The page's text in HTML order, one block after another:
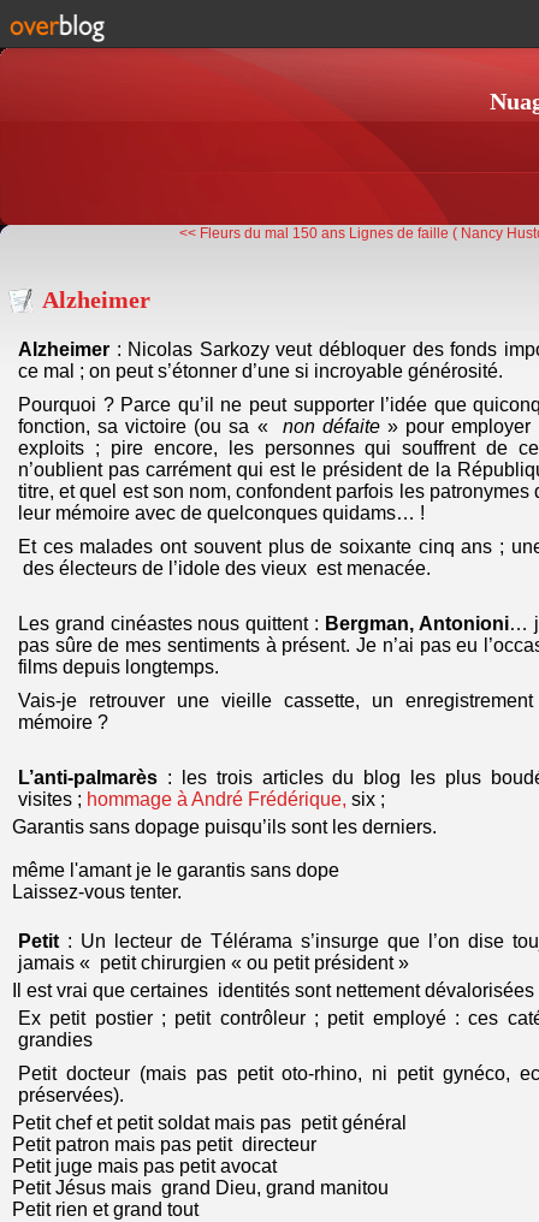
<< Fleurs du mal 150 ans Lignes de faille ( Nancy
Alzheimer
Alzheimer : Nicolas Sarkozy veut débloquer des fonds
ce mal ; on peut s’étonner d’une si incroyable générosité.
Pourquoi ? Parce qu’il ne peut supporter l’idée que
fonction, sa victoire (ou sa « non défaite» pour employer
exploits ; pire encore, les personnes qui souffrent de
n’oublient pas carrément qui est le président de la
titre, et quel est son nom, confondent parfois les patronymes
leur mémoire avec de quelconques quidams… !
Et ces malades ont souvent plus de soixante cinq ans ;
des électeurs de l’idole des vieux est menacée.
Les grand cinéastes nous quittent : Bergman, Antonioni…
pas sûre de mes sentiments à présent. Je n’ai pas eu
films depuis longtemps.
Vais-je retrouver une vieille cassette, un
mémoire ?
L’anti-palmarès : les trois articles du blog les plus
visites ; hommage à André Frédérique, six ;
Garantis sans dopage puisqu’ils sont les derniers.
même l'amant je le garantis sans dope
Laissez-vous tenter.
Petit : Un lecteur de Télérama s’insurge que l’on dise
jamais « petit chirurgien « ou petit président »
Il est vrai que certaines identités sont nettement dévalorisées
Ex petit postier ; petit contrôleur ; petit employé : ces
grandies
Petit docteur (mais pas petit oto-rhino, ni petit gynéco,
préservées).
Petit chef et petit soldat mais pas petit général
Petit patron mais pas petit directeur
Petit juge mais pas petit avocat
Petit Jésus mais grand Dieu, grand manitou
Petit rien et grand tout